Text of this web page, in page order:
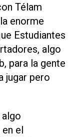
Télam
enorme
Estudiantes
algo
para la gente
jugar pero
el